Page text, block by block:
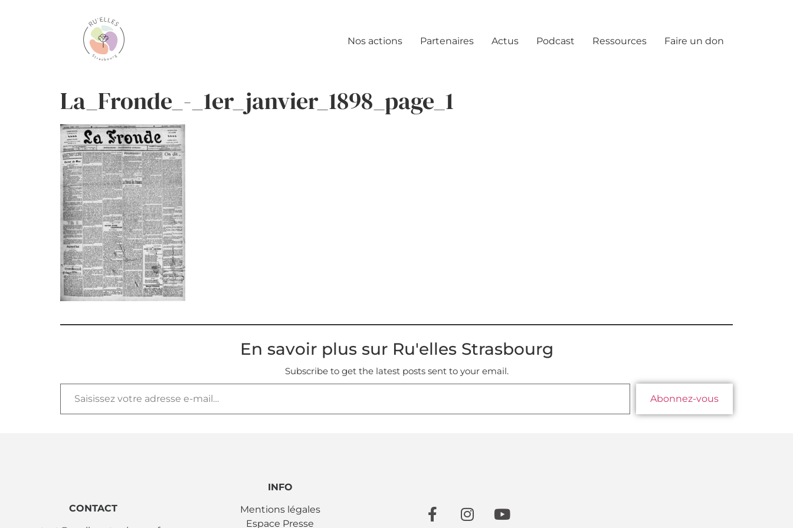
Nos actions Partenaires Actus Podcast Ressources Faire un don
La_Fronde_-_1er_janvier_1898_page_1
En savoir plus sur Ru'elles Strasbourg
Subscribe to get the latest posts sent to your email.
Abonnez-vous
CONTACT
INFO
Mentions légales
Espace Presse